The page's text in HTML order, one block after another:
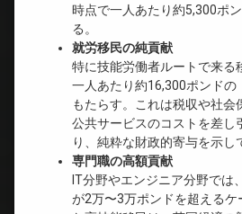
時点で一人あたり約5,300ポ
る。
就労移民の純貢献
特に技能労働者ルートで来る
一人あたり約16,300ポンドの
もたらす。これは税収や社会
公共サービスのコストを差し
り、純粋な財政的寄与を示し
専門職の高額貢献
IT分野やエンジニア分野では
が2万〜3万ポンドを超えるケ